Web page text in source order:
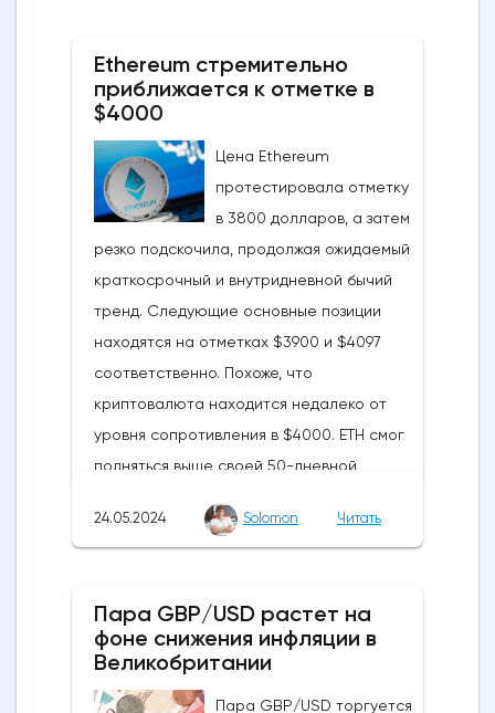
Ethereum стремительно
приближается к отметке в
$4000
Цена Ethereum
протестировала отметку
в 3800 долларов, а затем
резко подскочила, продолжая ожидаемый
краткосрочный и внутридневной бычий
тренд. Следующие основные позиции
находятся на отметках $3900 и $4097
соответственно. Похоже, что
криптовалюта находится недалеко от
уровня сопротивления в $4000. ETH смог
подняться выше своей 50-дневной
бычьих колебаний, которые могут развеять
криптовалюты.Курс супер-альткоина не
рос до тех пор, пока за неделю до
24.05.2024 Solomon Читать
Пара GBP/USD растет на
фоне снижения инфляции в
Великобритании
Пара GBP/USD торгуется